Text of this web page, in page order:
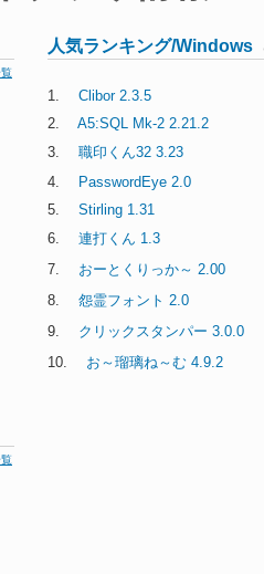
人気ランキング/Windows
1. Clibor 2.3.5
2. A5:SQL Mk-2 2.21.2
3. 職印くん32 3.23
4.
PasswordEye 2.0
5. Stirling 1.31
6. 連打くん 1.3
7. おーとくりっか～ 2.00
8. 怨霊フォント 2.0
9. クリックスタンパー 3.0.0
10. お～瑠璃ね～む 4.9.2